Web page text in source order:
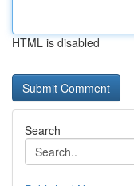
HTML is disabled
Search